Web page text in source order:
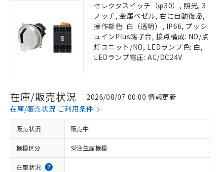
セレクタスイッチ（φ30）, 照光, 3
ノッチ, 金属ベゼル, 右に自動復帰,
操作部色: 白（透明）, IP66, プッシ
ュインPlus端子台, 接点構成: NO/点
灯ユニット/NO, LEDランプ色: 白,
LEDランプ電圧: AC/DC24V
在庫/販売状況
2026/08/07 00:00 情報更新
在庫/販売状況 ご利用条件
販売状況 販売中
機種区分 受注生産機種
在庫状況